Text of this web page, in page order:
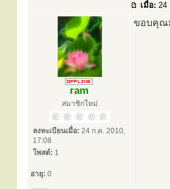
เมื่อ: 24
ram
สมาชิกใหม่
ลงทะเบียนเมื่อ: 24 ก.ค. 2010,
17:08
โพสต์: 1
อายุ: 0
ขอบคุณ